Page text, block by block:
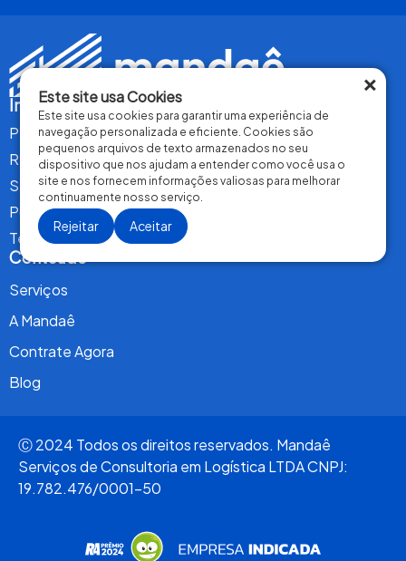
Institucional
Perguntas Frequentes
Relatório de Transparência Salarial
Seja um Parceiro Transportador
Política de Privacidade
Termos de Uso
Conteúdo
Serviços
A Mandaê
Contrate Agora
Blog
Ⓒ 2024 Todos os direitos reservados. Mandaê
Serviços de Consultoria em Logística LTDA CNPJ:
19.782.476/0001-50
×
Este site usa Cookies
Este site usa cookies para garantir uma experiência de
navegação personalizada e eficiente. Cookies são
pequenos arquivos de texto armazenados no seu
dispositivo que nos ajudam a entender como você usa o
site e nos fornecem informações valiosas para melhorar
continuamente nosso serviço.
Rejeitar Aceitar